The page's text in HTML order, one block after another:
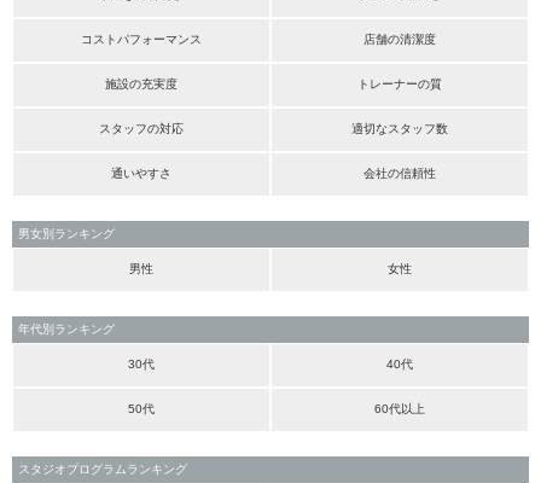
コストパフォーマンス 店舗の清潔度
施設の充実度 トレーナーの質
スタッフの対応 適切なスタッフ数
通いやすさ 会社の信頼性
男女別ランキング
男性 女性
年代別ランキング
30代 40代
50代 60代以上
スタジオプログラムランキング